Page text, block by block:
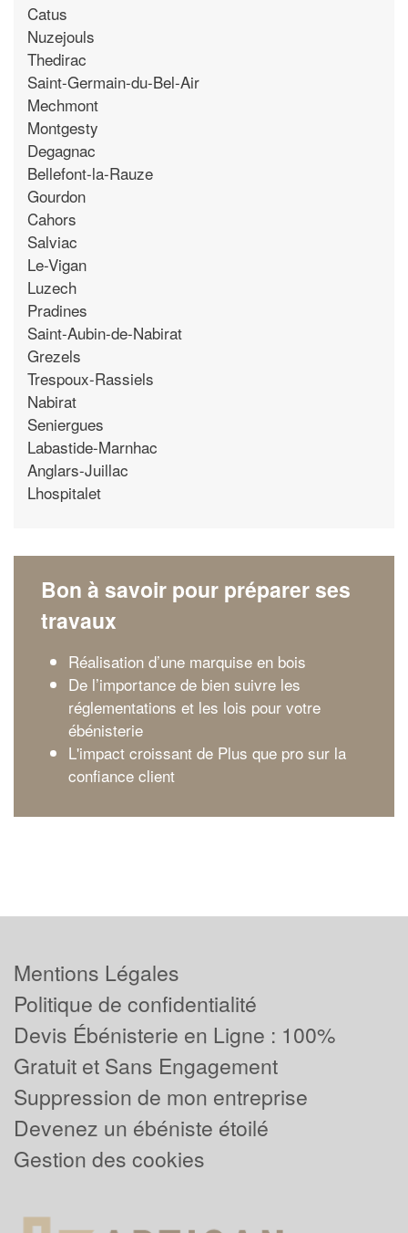
Catus
Nuzejouls
Thedirac
Saint-Germain-du-Bel-Air
Mechmont
Montgesty
Degagnac
Bellefont-la-Rauze
Gourdon
Cahors
Salviac
Le-Vigan
Luzech
Pradines
Saint-Aubin-de-Nabirat
Grezels
Trespoux-Rassiels
Nabirat
Seniergues
Labastide-Marnhac
Anglars-Juillac
Lhospitalet
Bon à savoir pour préparer ses
travaux
Réalisation d’une marquise en bois
De l’importance de bien suivre les
réglementations et les lois pour votre
ébénisterie
L'impact croissant de Plus que pro sur la
confiance client
Mentions Légales
Politique de confidentialité
Devis Ébénisterie en Ligne : 100%
Gratuit et Sans Engagement
Suppression de mon entreprise
Devenez un ébéniste étoilé
Gestion des cookies